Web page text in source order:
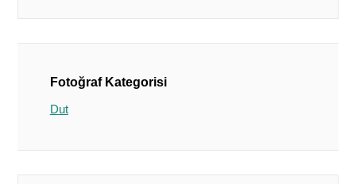
Fotoğraf Kategorisi
Dut